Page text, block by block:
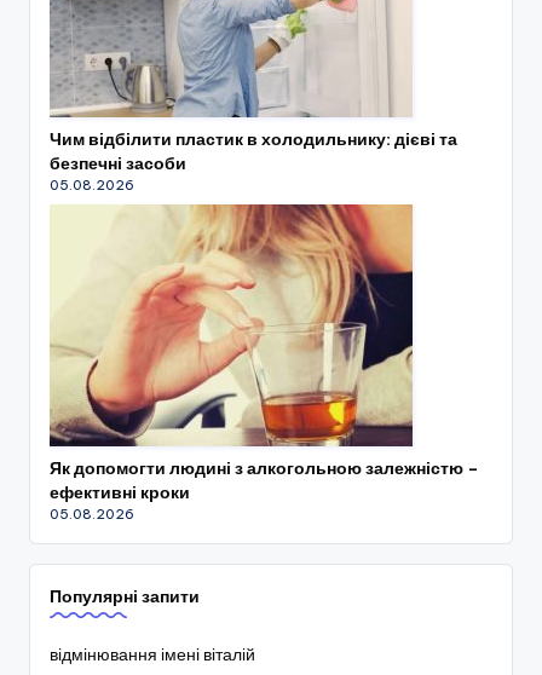
Чим відбілити пластик в холодильнику: дієві та
безпечні засоби
05.08.2026
Як допомогти людині з алкогольною залежністю –
ефективні кроки
05.08.2026
Популярні запити
відмінювання імені віталій